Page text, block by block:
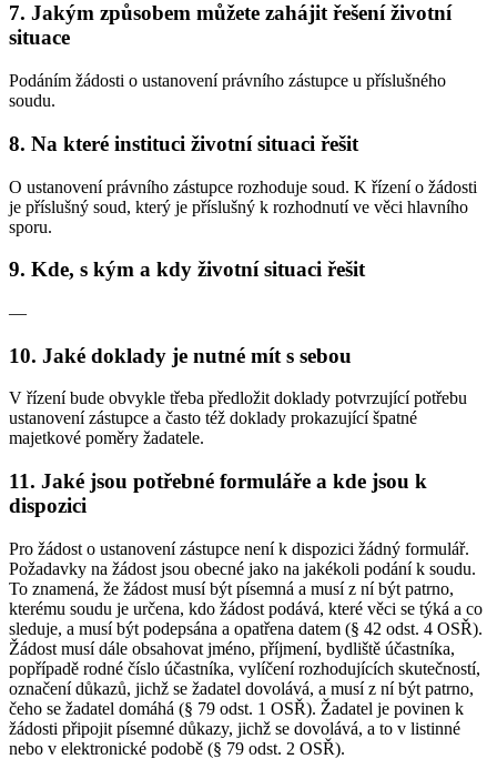
7. Jakým způsobem můžete zahájit řešení životní
situace
Podáním žádosti o ustanovení právního zástupce u příslušného
soudu.
8. Na které instituci životní situaci řešit
O ustanovení právního zástupce rozhoduje soud. K řízení o žádosti
je příslušný soud, který je příslušný k rozhodnutí ve věci hlavního
sporu.
9. Kde, s kým a kdy životní situaci řešit
—
10. Jaké doklady je nutné mít s sebou
V řízení bude obvykle třeba předložit doklady potvrzující potřebu
ustanovení zástupce a často též doklady prokazující špatné
majetkové poměry žadatele.
11. Jaké jsou potřebné formuláře a kde jsou k
dispozici
Pro žádost o ustanovení zástupce není k dispozici žádný formulář.
Požadavky na žádost jsou obecné jako na jakékoli podání k soudu.
To znamená, že žádost musí být písemná a musí z ní být patrno,
kterému soudu je určena, kdo žádost podává, které věci se týká a co
sleduje, a musí být podepsána a opatřena datem (§ 42 odst. 4 OSŘ).
Žádost musí dále obsahovat jméno, příjmení, bydliště účastníka,
popřípadě rodné číslo účastníka, vylíčení rozhodujících skutečností,
označení důkazů, jichž se žadatel dovolává, a musí z ní být patrno,
čeho se žadatel domáhá (§ 79 odst. 1 OSŘ). Žadatel je povinen k
žádosti připojit písemné důkazy, jichž se dovolává, a to v listinné
nebo v elektronické podobě (§ 79 odst. 2 OSŘ).